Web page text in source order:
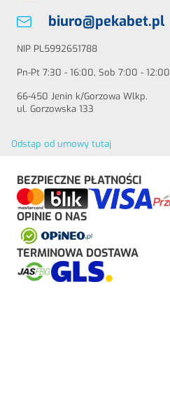
biuro@pekabet.pl
NIP PL5992651788
Pn-Pt 7:30 - 16:00, Sob 7:00 - 12:00
66-450 Jenin k/Gorzowa Wlkp.
ul. Gorzowska 133
Odstąp od umowy tutaj
BEZPIECZNE PŁATNOŚCI
OPINIE O NAS
TERMINOWA DOSTAWA